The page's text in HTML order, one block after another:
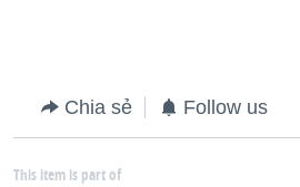
Chia sẻ Follow us
This item is part of